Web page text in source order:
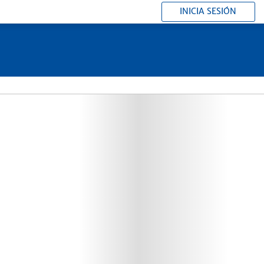
INICIA SESIÓN